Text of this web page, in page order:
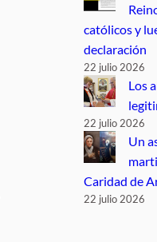
católicos y
declaración
22 julio 2026
Los
22 julio 2026
Un
Caridad de
22 julio 2026